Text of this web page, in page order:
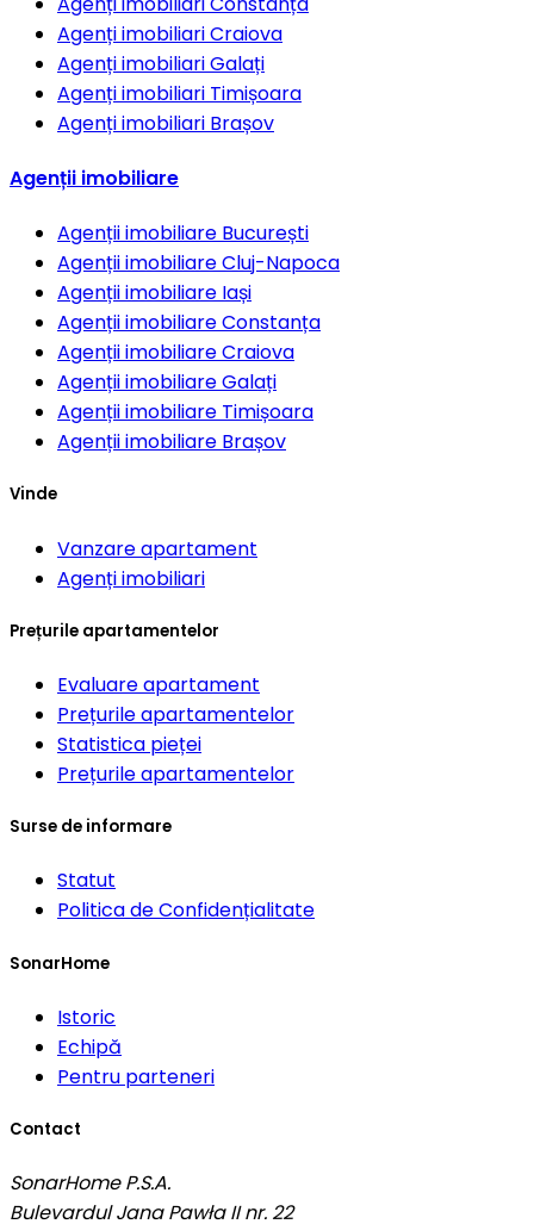
Agenți imobiliariCraiova
Agenți imobiliariGalați
Agenți imobiliari Timișoara
Agenți imobiliari Brașov
Agenții imobiliare
Agenții imobiliare București
Agenții imobiliareCluj-Napoca
Agenții imobiliare Iași
Agenții imobiliareConstanța
Agenții imobiliareCraiova
Agenții imobiliareGalați
Agenții imobiliare Timișoara
Agenții imobiliare Brașov
Vinde
Vanzare apartament
Agenți imobiliari
Prețurile apartamentelor
Evaluare apartament
Prețurile apartamentelor
Statistica pieței
Prețurile apartamentelor
Surse de informare
Statut
Politica de Confidențialitate
SonarHome
Istoric
Echipă
Pentru parteneri
Contact
SonarHome P.S.A.
Bulevardul Jana Pawła II nr. 22